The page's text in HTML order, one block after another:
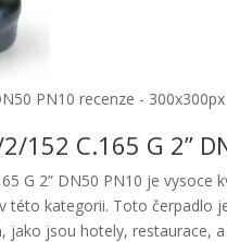
PN10 recenze - 300x300px
152 C.165 G 2”
G 2” DN50 PN10 je
této kategorii. Toto čerpadlo
jako jsou hotely, restaurace,